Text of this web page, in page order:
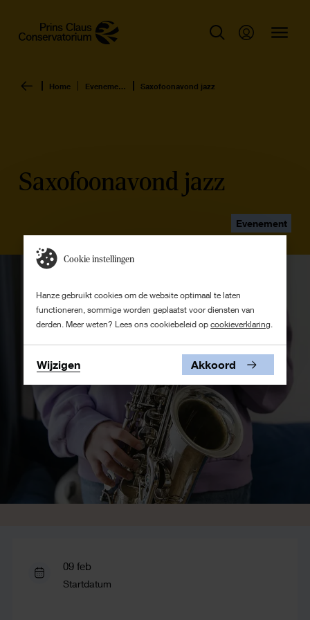
Home Evenementen overzicht Saxofoonavond jazz
Saxofoonavond jazz
Evenement
09 feb
Startdatum
Cookie instellingen
Hanze gebruikt cookies om de website optimaal te laten
functioneren, sommige worden geplaatst voor diensten van
derden. Meer weten? Lees ons cookiebeleid opcookieverklaring.
Wijzigen Akkoord